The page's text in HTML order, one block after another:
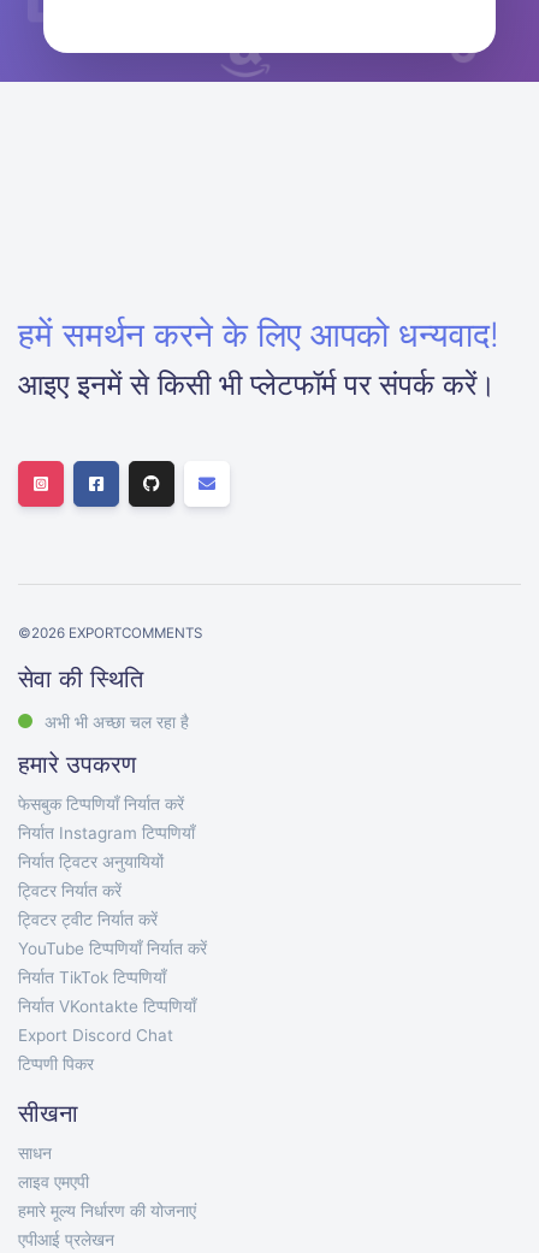
हमें समर्थन करने के लिए आपको धन्यवाद!
आइए इनमें से किसी भी प्लेटफॉर्म पर संपर्क करें।
©2026 EXPORTCOMMENTS
सेवा की स्थिति
अभी भी अच्छा चल रहा है
हमारे उपकरण
फेसबुक टिप्पणियाँ निर्यात करें
निर्यात Instagram टिप्पणियाँ
निर्यात ट्विटर अनुयायियों
ट्विटर निर्यात करें
ट्विटर ट्वीट निर्यात करें
YouTube टिप्पणियाँ निर्यात करें
निर्यात TikTok टिप्पणियाँ
निर्यात VKontakte टिप्पणियाँ
Export Discord Chat
टिप्पणी पिकर
सीखना
साधन
लाइव एमएपी
हमारे मूल्य निर्धारण की योजनाएं
एपीआई प्रलेखन